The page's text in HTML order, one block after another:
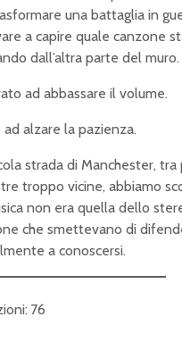
una battaglia in
a capire quale canzone
dall’altra parte del muro.
ad abbassare il volume.
alzare la pazienza.
strada di Manchester, tra
troppo vicine, abbiamo
non era quella dello
che smettevano di
a conoscersi.
76